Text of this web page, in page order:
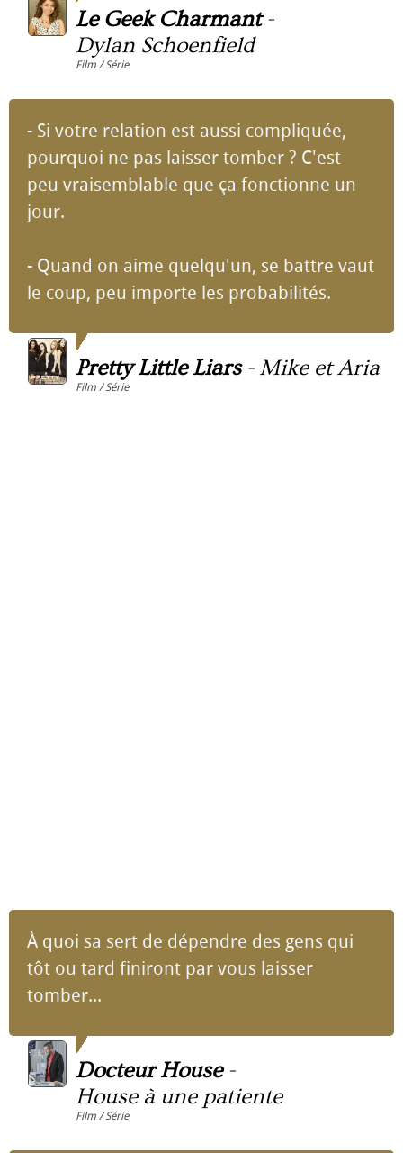
Le Geek Charmant-
Dylan Schoenfield
Film / Série
- Si votre relation est aussi compliquée,
pourquoi ne pas laisser tomber ? C'est
peu vraisemblable que ça fonctionne un
jour.
- Quand on aime quelqu'un, se battre vaut
le coup, peu importe les probabilités.
Pretty Little Liars- Mike et Aria
Film / Série
À quoi sa sert de dépendre des gens qui
tôt ou tard finiront par vous laisser
tomber...
Docteur House-
House à une patiente
Film / Série